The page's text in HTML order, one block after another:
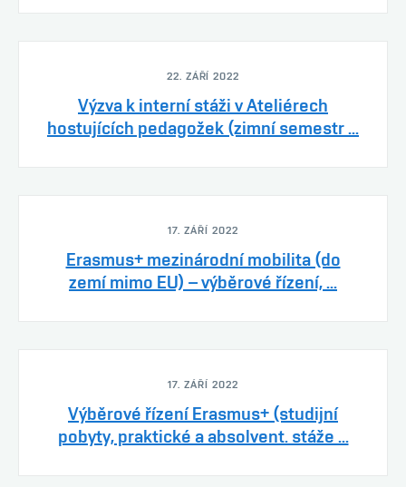
22. ZÁŘÍ 2022
Výzva k interní stáži v Ateliérech
hostujících pedagožek (zimní semestr ...
17. ZÁŘÍ 2022
Erasmus+ mezinárodní mobilita (do
zemí mimo EU) – výběrové řízení, ...
17. ZÁŘÍ 2022
Výběrové řízení Erasmus+ (studijní
pobyty, praktické a absolvent. stáže ...